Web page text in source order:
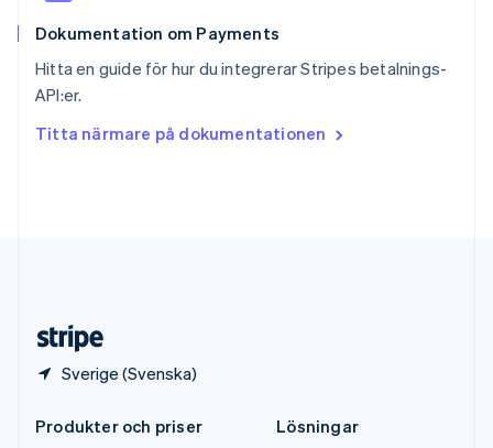
Dokumentation om Payments
Hitta en guide för hur du integrerar Stripes betalnings-
API:er.
Titta närmare på dokumentationen
Sverige (Svenska)
Sverige
Thailand
ไทย
English
Produkter och priser
Lösningar